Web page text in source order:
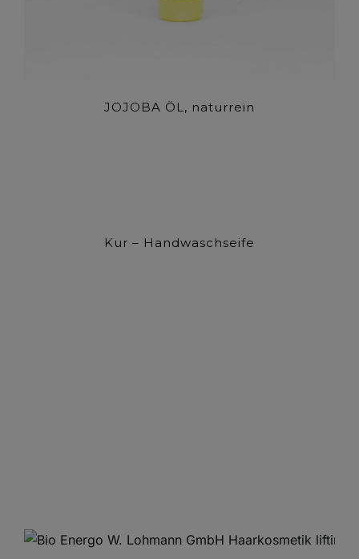
JOJOBA ÖL, naturrein
Kur – Handwaschseife